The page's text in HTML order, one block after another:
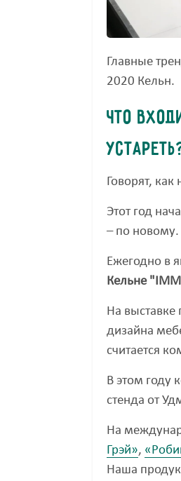
Главные
2020 Кельн.
Что
Говорят,
Этот год
– по новому.
Ежегодно в
Кельне
На выставке
дизайна
считается
В этом году
стенда от
На
Грэй»,
Наша